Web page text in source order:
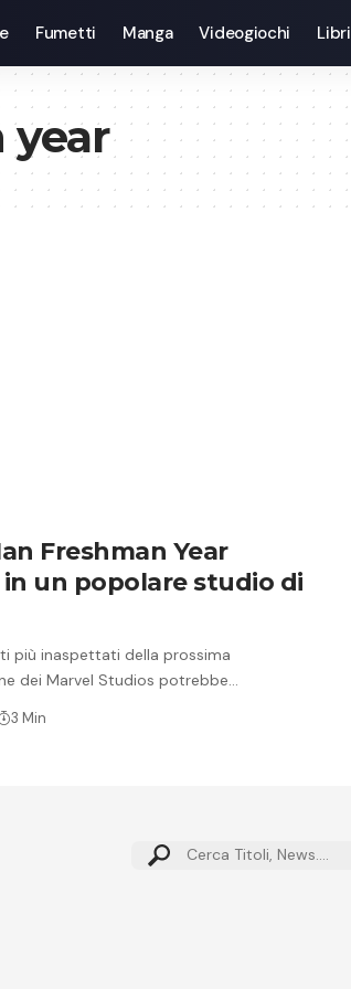
Fumetti Manga Videogiochi Libri
year
Freshman Year
un popolare studio di
più inaspettati della prossima
dei Marvel Studios potrebbe…
3 Min
Cerca: